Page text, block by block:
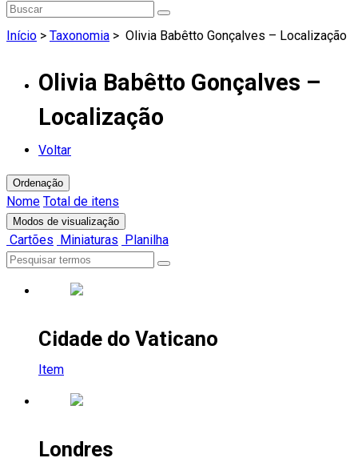
Início > Taxonomia > Olivia Babêtto Gonçalves – Localização
Olivia Babêtto Gonçalves –
Localização
Voltar
Ordenação
Nome Total de itens
Modos de visualização
Cartões Miniaturas Planilha
Cidade do Vaticano
Item
Londres